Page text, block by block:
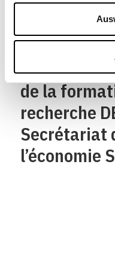
l’économie,
de la
recherche
Secrétariat
l’économie